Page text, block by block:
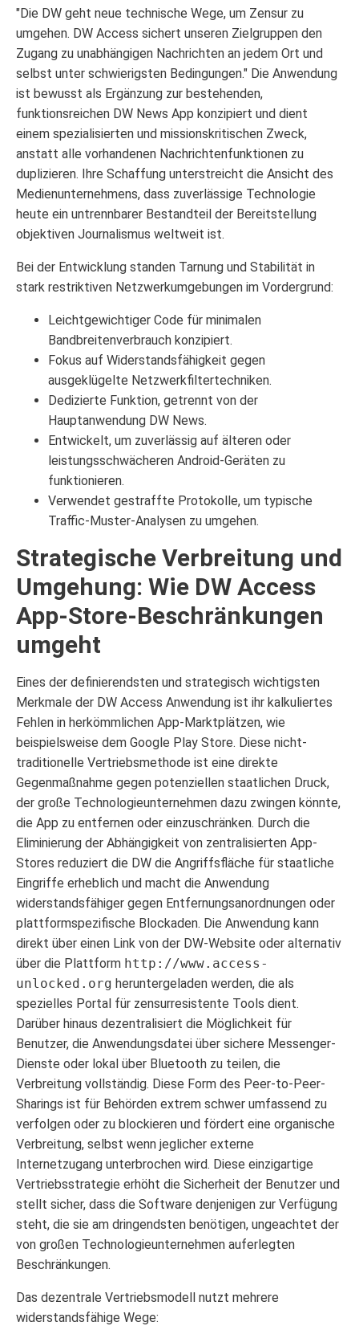
"Die DW geht neue technische Wege, um Zensur zu
umgehen. DW Access sichert unseren Zielgruppen den
Zugang zu unabhängigen Nachrichten an jedem Ort und
selbst unter schwierigsten Bedingungen." Die Anwendung
ist bewusst als Ergänzung zur bestehenden,
funktionsreichen DW News App konzipiert und dient
einem spezialisierten und missionskritischen Zweck,
anstatt alle vorhandenen Nachrichtenfunktionen zu
duplizieren. Ihre Schaffung unterstreicht die Ansicht des
Medienunternehmens, dass zuverlässige Technologie
heute ein untrennbarer Bestandteil der Bereitstellung
objektiven Journalismus weltweit ist.
Bei der Entwicklung standen Tarnung und Stabilität in
stark restriktiven Netzwerkumgebungen im Vordergrund:
Leichtgewichtiger Code für minimalen
Bandbreitenverbrauch konzipiert.
Fokus auf Widerstandsfähigkeit gegen
ausgeklügelte Netzwerkfiltertechniken.
Dedizierte Funktion, getrennt von der
Hauptanwendung DW News.
Entwickelt, um zuverlässig auf älteren oder
leistungsschwächeren Android-Geräten zu
funktionieren.
Verwendet gestraffte Protokolle, um typische
Traffic-Muster-Analysen zu umgehen.
Strategische Verbreitung und
Umgehung: Wie DW Access
App-Store-Beschränkungen
umgeht
Eines der definierendsten und strategisch wichtigsten
Merkmale der DW Access Anwendung ist ihr kalkuliertes
Fehlen in herkömmlichen App-Marktplätzen, wie
beispielsweise dem Google Play Store. Diese nicht-
traditionelle Vertriebsmethode ist eine direkte
Gegenmaßnahme gegen potenziellen staatlichen Druck,
der große Technologieunternehmen dazu zwingen könnte,
die App zu entfernen oder einzuschränken. Durch die
Eliminierung der Abhängigkeit von zentralisierten App-
Stores reduziert die DW die Angriffsfläche für staatliche
Eingriffe erheblich und macht die Anwendung
widerstandsfähiger gegen Entfernungsanordnungen oder
plattformspezifische Blockaden. Die Anwendung kann
direkt über einen Link von der DW-Website oder alternativ
über die Plattform http://www.access-
unlocked.org heruntergeladen werden, die als
spezielles Portal für zensurresistente Tools dient.
Darüber hinaus dezentralisiert die Möglichkeit für
Benutzer, die Anwendungsdatei über sichere Messenger-
Dienste oder lokal über Bluetooth zu teilen, die
Verbreitung vollständig. Diese Form des Peer-to-Peer-
Sharings ist für Behörden extrem schwer umfassend zu
verfolgen oder zu blockieren und fördert eine organische
Verbreitung, selbst wenn jeglicher externe
Internetzugang unterbrochen wird. Diese einzigartige
Vertriebsstrategie erhöht die Sicherheit der Benutzer und
stellt sicher, dass die Software denjenigen zur Verfügung
steht, die sie am dringendsten benötigen, ungeachtet der
von großen Technologieunternehmen auferlegten
Beschränkungen.
Das dezentrale Vertriebsmodell nutzt mehrere
widerstandsfähige Wege: